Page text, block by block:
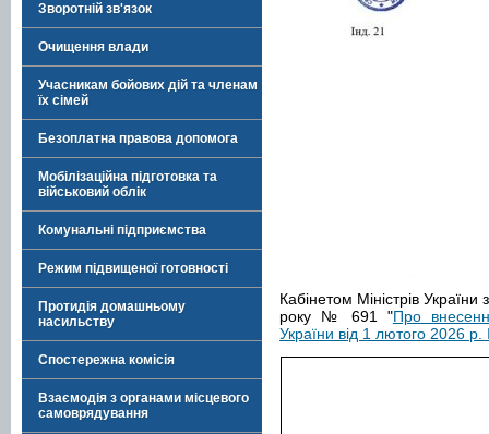
Зворотній зв'язок
Очищення влади
Учасникам бойових дій та членам
їх сімей
Безоплатна правова допомога
Мобілізаційна підготовка та
військовий облік
Комунальні підприємства
Режим підвищеної готовності
Протидія домашньому
насильству
Спостережна комісія
Взаємодія з органами місцевого
самоврядування
Кабінетом Міністрів
року № 691 "Про
України від 1 лютого 2026